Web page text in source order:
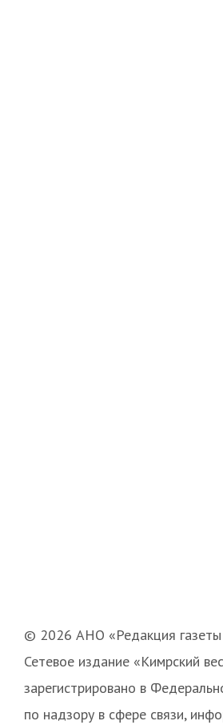
© 2026 АНО «Редакция
Сетевое издание «Кимрский
зарегистрировано в
по надзору в сфере связи,